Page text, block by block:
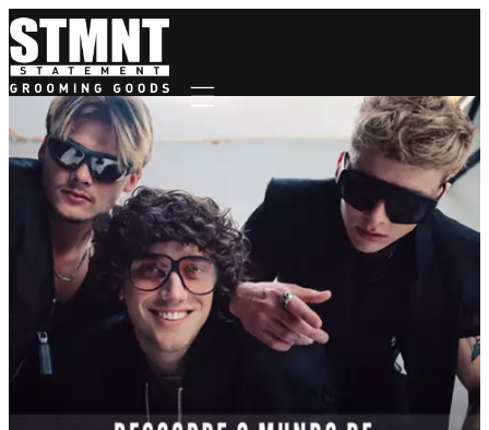
Mobile navigation